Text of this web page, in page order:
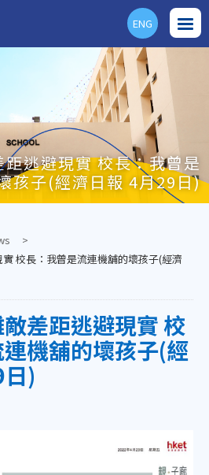
ENG
逃避現實 校長：我曾是
孩子(經濟日報 4月29日)
>
校長：我曾是流連機舖的壞孩子(經濟
差距逃避現實 校
機舖的壞孩子(經
)